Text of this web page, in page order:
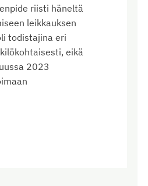
riisti häneltä
leikkauksen
todistajina eri
eikä
2023